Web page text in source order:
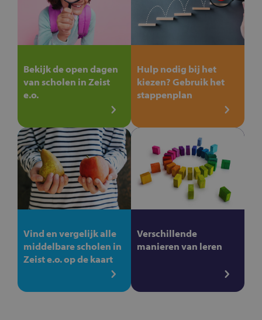
Bekijk de open dagen
van scholen in Zeist
e.o.
Hulp nodig bij het
kiezen? Gebruik het
stappenplan
Vind en vergelijk alle
middelbare scholen in
Zeist e.o. op de kaart
Verschillende
manieren van leren